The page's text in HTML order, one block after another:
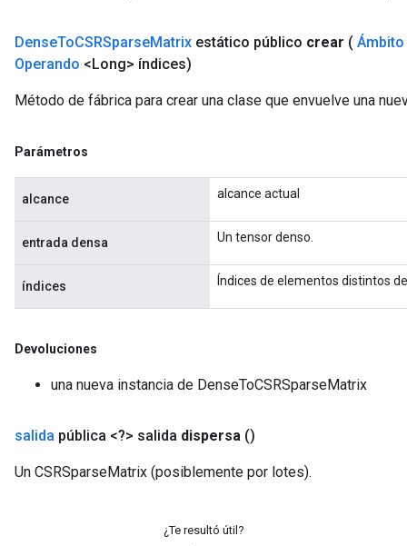
DenseToCSRSparseMatrix estático público crear ( Ámbito
Operando <Long> índices)
Método de fábrica para crear una clase que envuelve una
Parámetros
alcance alcance actual
entrada densa Un tensor denso.
índices Índices de elementos distintos
Devoluciones
una nueva instancia de DenseToCSRSparseMatrix
salida pública <?> salida dispersa ()
Un CSRSparseMatrix (posiblemente por lotes).
¿Te resultó útil?